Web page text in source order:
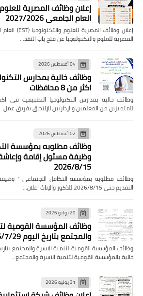
العام الجامعي 2027/2026
المصرية للعلوم والتكنولوجيا عن فتح باب التقد…
04 أغسطس 2026
وظائف خالية بمدارس
اكثر من 8 محافظات
للمتميزين من المعلمين والإداريين للإلتحاق بفريق
02 أغسطس 2026
وظائف مطلوبه بمؤسسة
وظيفة مسئول إقامة
2026/8/15
وظائف مطلوبه بمؤسسة التكافل الاجتماعي "
التقديم حتى 2026/8/15 للذكور والإناث اعلان…
29 يوليو 2026
وظائف المؤسسة القومية
والمجتمع بتاريخ اليوم 2026/7/29
خالية بالمؤسسة القومية لتنمية الاسرة والمجتمع…
31 يوليو 2026